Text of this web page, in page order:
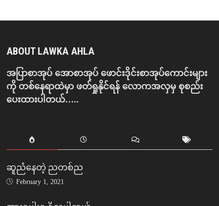
ABOUT LAWKA AHLA
အပြာစာအုပ် အောစာအုပ် ဖောင်းဒိုင်းစာအုပ်ကောင်းများ
ကို တစ်နေရာထဲမှာ ဖတ်ရှုနိုင်ရန် လောကအလှမှ စုစည်း
ပေးထားပါတယ်…..
ဆူညံနေတဲ့ ညတစ်ည
February 1, 2021